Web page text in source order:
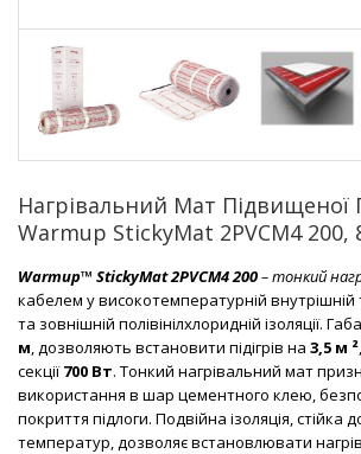
Нагрівальний Мат Підвищеної
Warmup StickyMat 2PVCM4 200,
Warmup™ StickyMat 2PVCM4 200– тонкий
кабелем у високотемпературній внутрішній
та зовнішній полівінілхлоридній ізоляції.
м, дозволяють встановити підігрів на 3,5 м ²
секції700 Вт. Тонкий нагрівальний мат
використання в шар цементного клею,
покриття підлоги. Подвійна ізоляція, стійка
температур, дозволяє встановлювати